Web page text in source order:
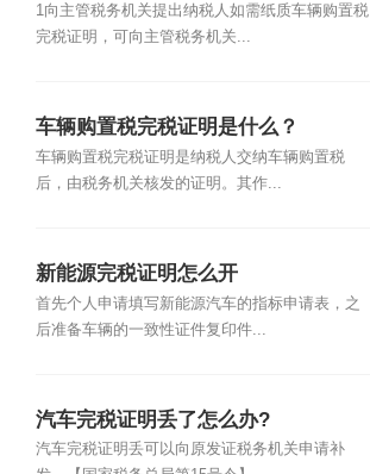
1向主管税务机关提出纳税人如需纸质车辆购置税
完税证明，可向主管税务机关...
车辆购置税完税证明是什么？
车辆购置税完税证明是纳税人交纳车辆购置税
后，由税务机关核发的证明。其作...
新能源完税证明怎么开
首先个人申请填写新能源汽车的指标申请表，之
后准备车辆的一致性证件复印件...
汽车完税证明丢了怎么办?
汽车完税证明丢可以向原发证税务机关申请补